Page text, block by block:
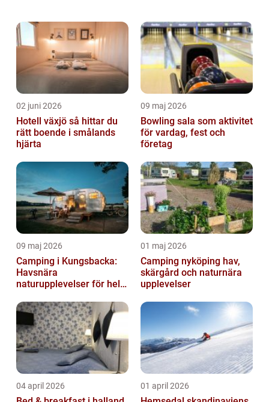
minigolfbanan som låter spelarna tävla mot
varandra i en kontrol...
02 juni 2026
Hotell växjö så hittar du
rätt boende i smålands
hjärta
09 maj 2026
Bowling sala som aktivitet
för vardag, fest och
företag
09 maj 2026
Camping i Kungsbacka:
Havsnära
naturupplevelser för hela
01 maj 2026
Camping nyköping hav,
skärgård och naturnära
upplevelser
04 april 2026 01 april 2026